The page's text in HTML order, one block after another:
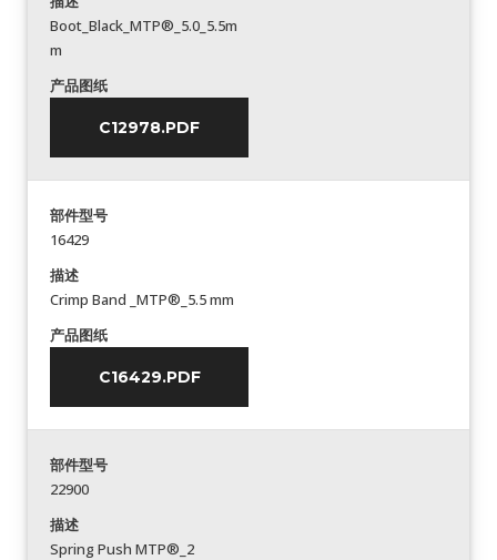
Boot_Black_MTP®_5.0_5.5m
m
产品图纸
C12978.PDF
部件型号
16429
描述
Crimp Band _MTP®_5.5 mm
产品图纸
C16429.PDF
部件型号
22900
描述
Spring Push MTP®_2